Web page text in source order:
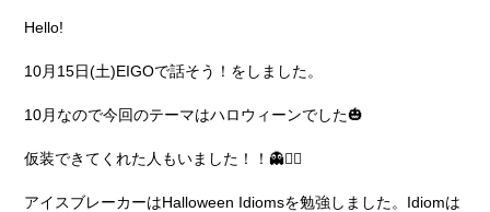
Hello!
10月15日(土)EIGOで話そう！をしました。
10月なので今回のテーマはハロウィーンでした🎃
仮装できてくれた人もいました！！👻🧟‍♀️
アイスブレーカーはHalloween Idiomsを勉強しました。Idiomは